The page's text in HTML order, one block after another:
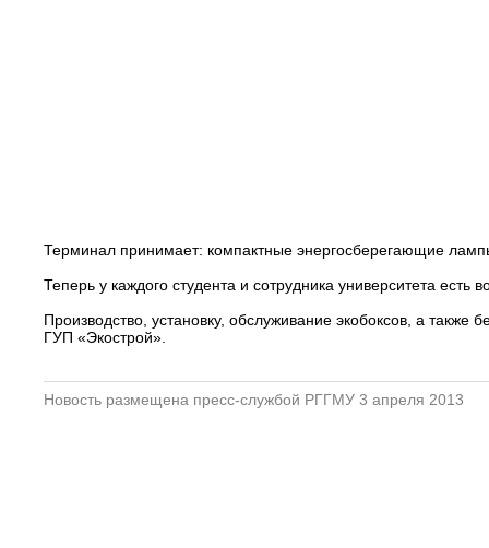
Терминал принимает: компактные энергосберегающие
Теперь у каждого студента и сотрудника университета
Производство, установку, обслуживание экобоксов, а
ГУП «Экострой».
Новость размещена пресс-службой РГГМУ 3 апреля 2013